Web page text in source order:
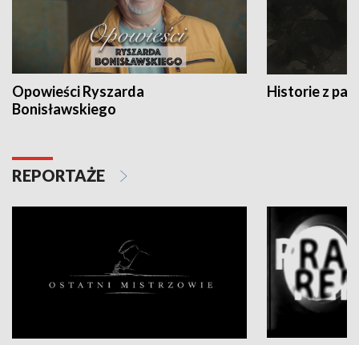
Opowieści Ryszarda
Bonisławskiego
Historie z
REPORTAŻE